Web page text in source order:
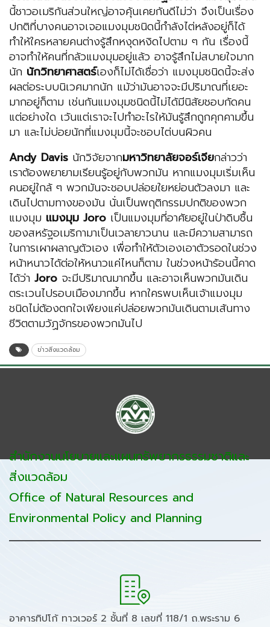
นี้ชาวอเมริกันส่วนใหญ่อาจคุ้นเคยกันดีไม่ว่า จึงเป็นเรื่อง
ปกติที่บางคนอาจเจอแมงมุมชนิดนี้กำลังไต่หลังอยู่ก็ได้
ทำให้ใครหลายคนต่างรู้สึกหงุดหงิดไปตาม ๆ กัน เรื่องนี้
อาจทำให้คนที่กลัวแมงมุมอยู่แล้ว อาจรู้สึกไม่สบายใจมาก
นัก นักวิทยาศาสตร์เองก็ไม่ได้เชื่อว่า แมงมุมชนิดนี้จะส่ง
ผลต่อระบบนิเวศมากนัก แม้ว่ามันอาจจะมีปริมาณที่เยอะ
มากอยู่ก็ตาม เช่นกันแมงมุมชนิดนี้ไม่ได้มีนิสัยชอบกัดคน
แต่อย่างใด เว้นแต่เราจะไปทำอะไรให้มันรู้สึกถูกคุกคามขึ้น
มา และไม่บ่อยนักที่แมงมุมนี้จะชอบไต่บนผิวคน
Andy Davis นักวิจัยจากมหาวิทยาลัยจอร์เจียกล่าวว่า
เราต้องพยายามเรียนรู้อยู่กับพวกมัน หากแมงมุมเริ่มเห็น
คนอยู่ใกล้ ๆ พวกมันจะชอบปล่อยใยหย่อนตัวลงมา และ
เดินไปตามทางของมัน นั่นเป็นพฤติกรรมปกติของพวก
แมงมุม แมงมุม Joro เป็นแมงมุมที่อาศัยอยู่ในป่าดิบชื้น
ของสหรัฐอเมริกามาเป็นเวลายาวนาน และมีความสามารถ
ในการเผาผลาญตัวเอง เพื่อทำให้ตัวเองเอาตัวรอดในช่วง
หน้าหนาวได้ต่อให้หนาวแค่ไหนก็ตาม ในช่วงหน้าร้อนนี้คาด
ได้ว่า Joro จะมีปริมาณมากขึ้น และอาจเห็นพวกมันเดิน
ตระเวนไปรอบเมืองมากขึ้น หากใครพบเห็นเจ้าแมงมุม
ชนิดไม่ต้องตกใจเพียงแค่ปล่อยพวกมันเดินตามเส้นทาง
ชีวิตตามวัฏจักรของพวกมันไป
ข่าวสิ่งแวดล้อม
สำนักงานนโยบายและแผนทรัพยากรธรรมชาติและ
สิ่งแวดล้อม
Office of Natural Resources and
Environmental Policy and Planning
อาคารทิปโก้ ทาวเวอร์ 2 ชั้นที่ 8 เลขที่ 118/1 ถ.พระราม 6